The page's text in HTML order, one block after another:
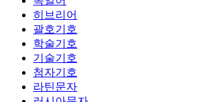
히브리어
괄호기호
학술기호
기술기호
첨자기호
라틴문자